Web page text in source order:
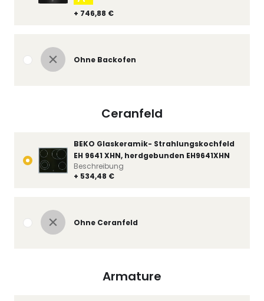
+ 746,88 €
Ohne Backofen
Ceranfeld
BEKO Glaskeramik- Strahlungskochfeld
EH 9641 XHN, herdgebunden EH9641XHN
+ 534,48 €
Beschreibung
Ohne Ceranfeld
Armature